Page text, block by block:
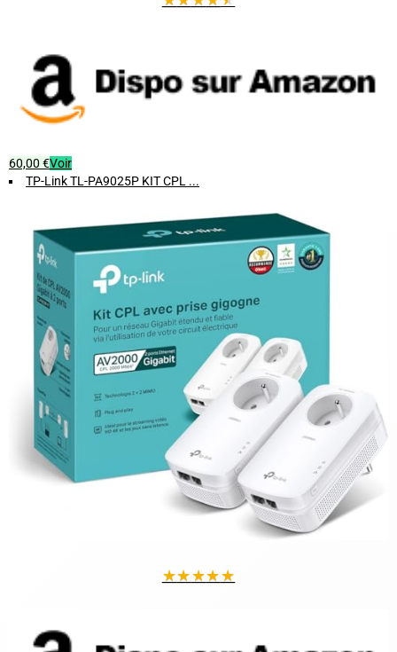
60,00 €Voir
TP-Link TL-PA9025P KIT CPL ...
★★★★★